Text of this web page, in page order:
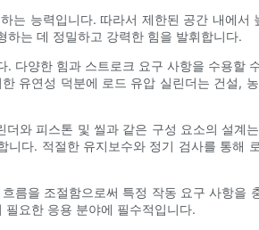
능력입니다. 따라서 제한된 공간 내에
는 데 정밀하고 강력한 힘을 발휘합니다.
다양한 힘과 스트로크 요구 사항을 수용할
유연성 덕분에 로드 유압 실린더는 건설,
와 피스톤 및 씰과 같은 구성 요소의 설계
다. 적절한 유지보수와 정기 검사를 통해
름을 조절함으로써 특정 작동 요구 사항을
요한 응용 분야에 필수적입니다.